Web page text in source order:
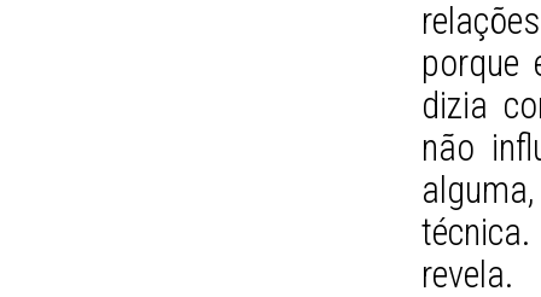
porque
dizia
não
revela.